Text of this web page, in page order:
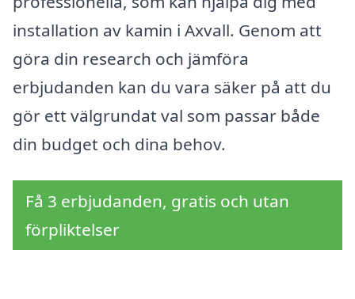
installation av kamin i Axvall. Genom att
göra din research och jämföra
erbjudanden kan du vara säker på att du
gör ett välgrundat val som passar både
din budget och dina behov.
Få 3 erbjudanden, gratis och utan
förpliktelser